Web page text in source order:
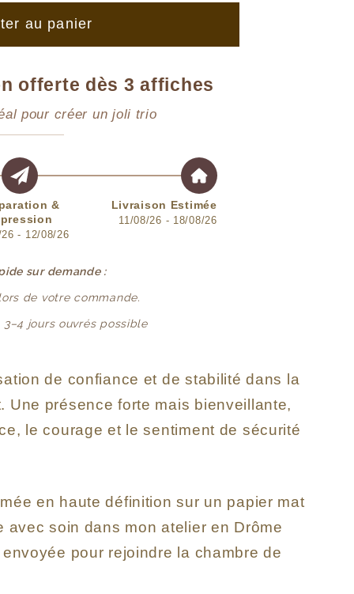
au panier
offerte dès 3 affiches
pour créer un joli trio
&
- 12/08/26
Livraison Estimée
11/08/26 - 18/08/26
sur demande :
de votre commande.
jours ouvrés possible
de confiance et de stabilité dans la
Une présence forte mais bienveillante,
le courage et le sentiment de sécurité
en haute définition sur un papier mat
avec soin dans mon atelier en Drôme
pour rejoindre la chambre de